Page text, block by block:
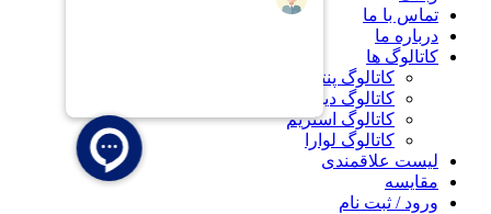
تماس با ما
درباره ما
کاتالوگ ها
کاتالوگ پنتاکس
کاتالوگ دیزل ساز
کاتالوگ استریم
کاتالوگ لوارا
لیست علاقمندی
مقایسه
ورود / ثبت نام